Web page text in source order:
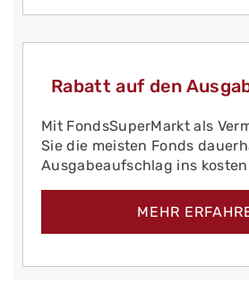
Rabatt auf den
Mit FondsSuperMarkt als
Sie die meisten Fonds
Ausgabeaufschlag ins
MEHR